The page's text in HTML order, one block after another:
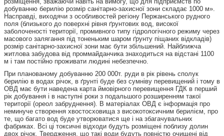
добуванню берилію розмір санітарно-захисної зони складає 1000 м».
Насправді, виходячи з особливостей регіону Пержанського рудного
поля (близького до поверхні рівня ґрунтових вод, високої
заболоченості території, промивного типу гідрологічного режиму через
масового залягання під тоненьким шаром ґрунту піщаних відкладів)
розмір санітарно-захисної зони має бути збільшений. Найближча
житлова забудова від проммайданчика знаходиться на відстані 1100
м і там постійно проживати людині небезпечно.
При планованому добуванню 200 000т. руди в рік рівень сполук
берилію в водах річок, в ґрунті буде без сумніву перевищений і тому в
ОВД має бути наведена карта ймовірного перевищення ГДК в перший
рік добування і в наступні роки з подальшого розширенням такої
території (ореол забруднення). В матеріалах ОВД є інформація про
неминуче створення хвостосховища з високотоксичним берилієм, про
те, що багато вод буде утворюватися ще і на збагачувальних
фабриках. Всі ці токсичні відходи будуть розміщені поблизу долин
двох річок. Твердження, що такі води будуть повністю очищені від